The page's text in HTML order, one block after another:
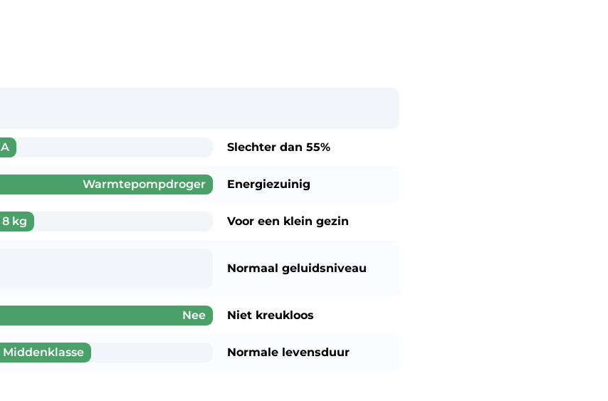
A Slechter dan 55%
Warmtepompdroger Energiezuinig
8 kg Voor een klein gezin
Normaal geluidsniveau
Nee Niet kreukloos
Middenklasse Normale levensduur